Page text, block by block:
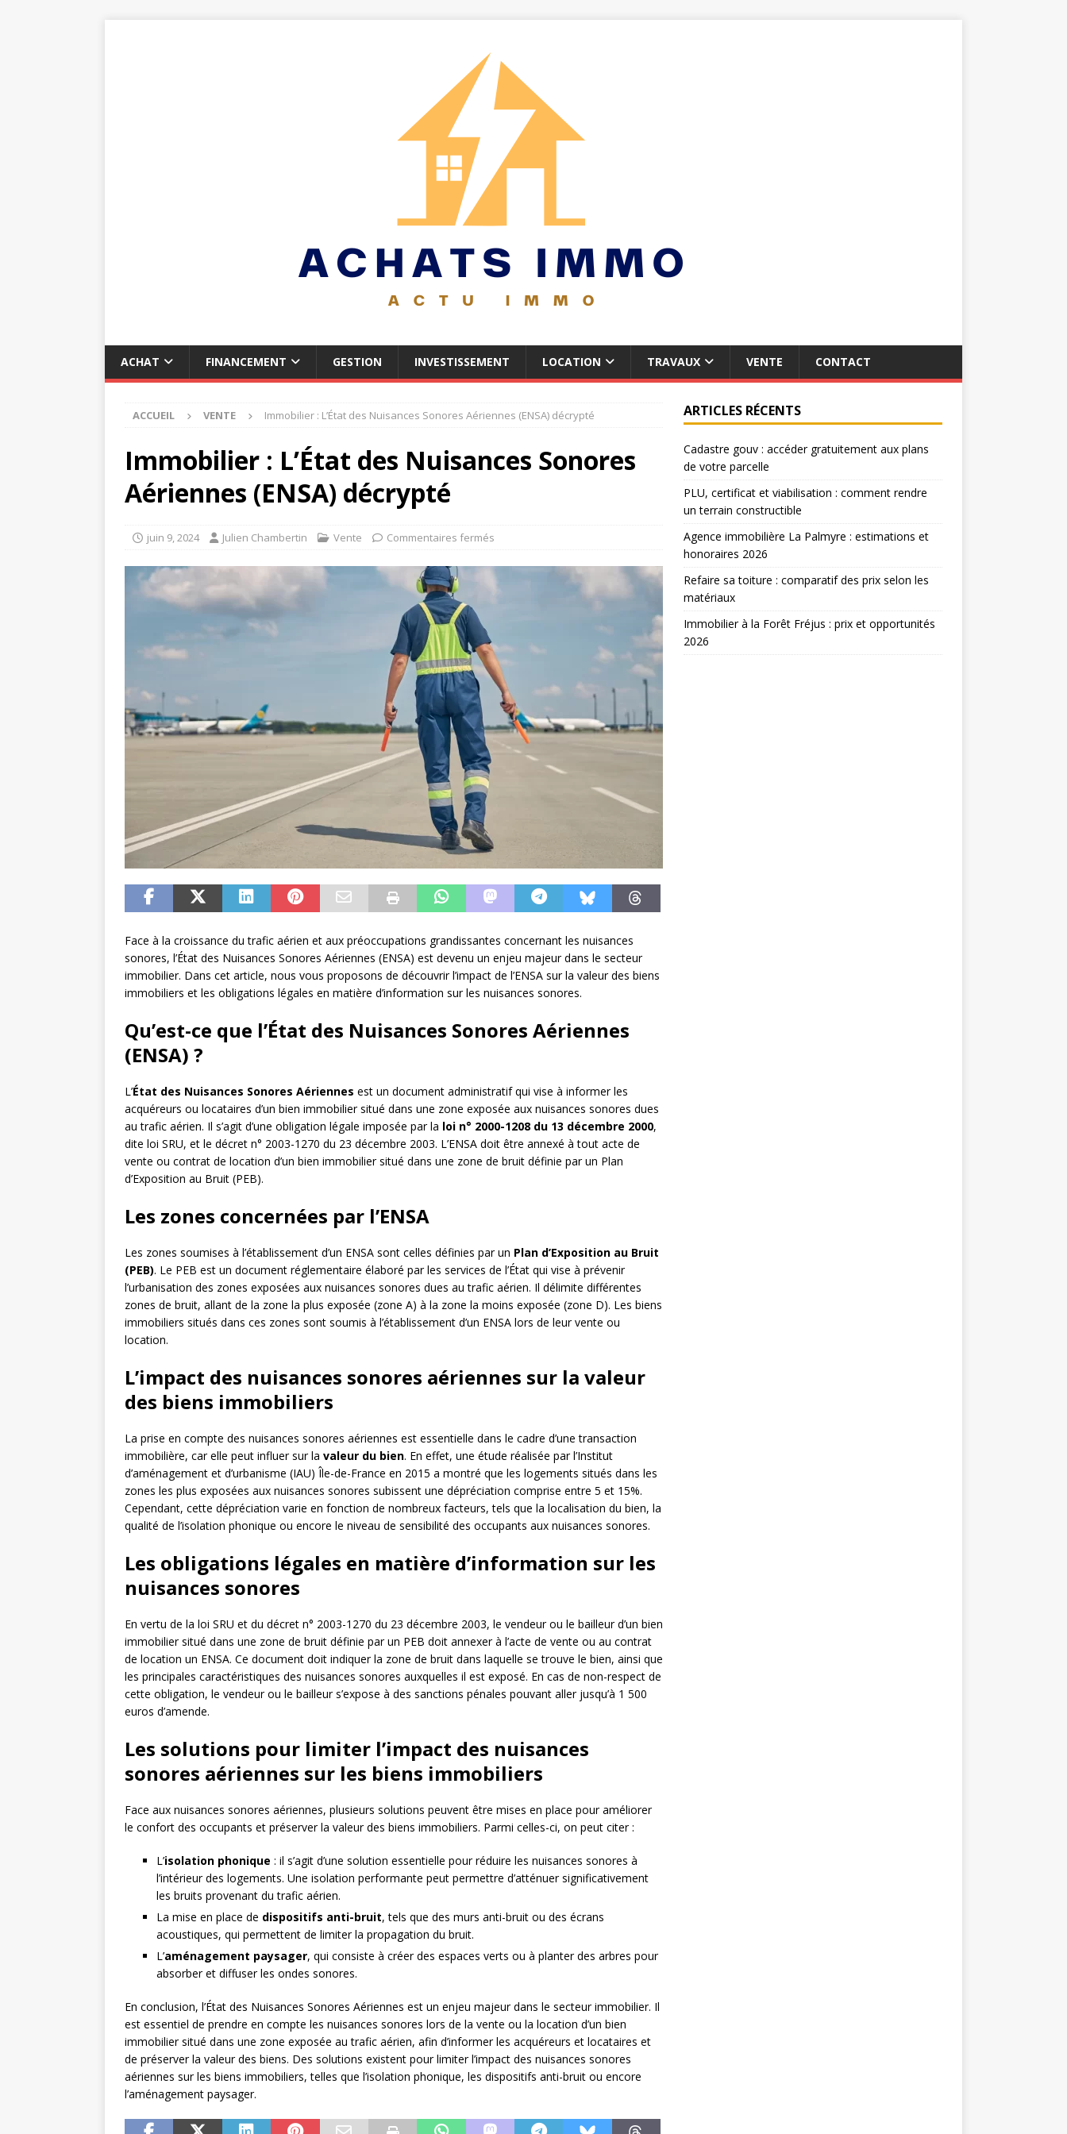
ACHAT FINANCEMENT GESTION INVESTISSEMENT LOCATION TRAVAUX VENTE CONTACT
ACCUEIL VENTE Immobilier : L’État des Nuisances Sonores Aériennes (ENSA) décrypté
Immobilier : L’État des Nuisances Sonores
Aériennes (ENSA) décrypté
juin 9, 2024 Julien Chambertin Vente Commentaires fermés
Face à la croissance du trafic aérien et aux préoccupations grandissantes concernant les nuisances
sonores, l’État des Nuisances Sonores Aériennes (ENSA) est devenu un enjeu majeur dans le secteur
immobilier. Dans cet article, nous vous proposons de découvrir l’impact de l’ENSA sur la valeur des biens
immobiliers et les obligations légales en matière d’information sur les nuisances sonores.
Qu’est-ce que l’État des Nuisances Sonores Aériennes
(ENSA) ?
L’État des Nuisances Sonores Aériennes est un document administratif qui vise à informer les
acquéreurs ou locataires d’un bien immobilier situé dans une zone exposée aux nuisances sonores dues
au trafic aérien. Il s’agit d’une obligation légale imposée par la loi n° 2000-1208 du 13 décembre 2000,
dite loi SRU, et le décret n° 2003-1270 du 23 décembre 2003. L’ENSA doit être annexé à tout acte de
vente ou contrat de location d’un bien immobilier situé dans une zone de bruit définie par un Plan
d’Exposition au Bruit (PEB).
Les zones concernées par l’ENSA
Les zones soumises à l’établissement d’un ENSA sont celles définies par un Plan d’Exposition au Bruit
(PEB). Le PEB est un document réglementaire élaboré par les services de l’État qui vise à prévenir
l’urbanisation des zones exposées aux nuisances sonores dues au trafic aérien. Il délimite différentes
zones de bruit, allant de la zone la plus exposée (zone A) à la zone la moins exposée (zone D). Les biens
immobiliers situés dans ces zones sont soumis à l’établissement d’un ENSA lors de leur vente ou
location.
L’impact des nuisances sonores aériennes sur la valeur
des biens immobiliers
La prise en compte des nuisances sonores aériennes est essentielle dans le cadre d’une transaction
immobilière, car elle peut influer sur la valeur du bien. En effet, une étude réalisée par l’Institut
d’aménagement et d’urbanisme (IAU) Île-de-France en 2015 a montré que les logements situés dans les
zones les plus exposées aux nuisances sonores subissent une dépréciation comprise entre 5 et 15%.
Cependant, cette dépréciation varie en fonction de nombreux facteurs, tels que la localisation du bien, la
qualité de l’isolation phonique ou encore le niveau de sensibilité des occupants aux nuisances sonores.
Les obligations légales en matière d’information sur les
nuisances sonores
En vertu de la loi SRU et du décret n° 2003-1270 du 23 décembre 2003, le vendeur ou le bailleur d’un bien
immobilier situé dans une zone de bruit définie par un PEB doit annexer à l’acte de vente ou au contrat
de location un ENSA. Ce document doit indiquer la zone de bruit dans laquelle se trouve le bien, ainsi que
les principales caractéristiques des nuisances sonores auxquelles il est exposé. En cas de non-respect de
cette obligation, le vendeur ou le bailleur s’expose à des sanctions pénales pouvant aller jusqu’à 1 500
euros d’amende.
Les solutions pour limiter l’impact des nuisances
sonores aériennes sur les biens immobiliers
Face aux nuisances sonores aériennes, plusieurs solutions peuvent être mises en place pour améliorer
le confort des occupants et préserver la valeur des biens immobiliers. Parmi celles-ci, on peut citer :
L’isolation phonique : il s’agit d’une solution essentielle pour réduire les nuisances sonores à
l’intérieur des logements. Une isolation performante peut permettre d’atténuer significativement
les bruits provenant du trafic aérien.
La mise en place de dispositifs anti-bruit, tels que des murs anti-bruit ou des écrans
acoustiques, qui permettent de limiter la propagation du bruit.
L’aménagement paysager, qui consiste à créer des espaces verts ou à planter des arbres pour
absorber et diffuser les ondes sonores.
En conclusion, l’État des Nuisances Sonores Aériennes est un enjeu majeur dans le secteur immobilier. Il
est essentiel de prendre en compte les nuisances sonores lors de la vente ou la location d’un bien
immobilier situé dans une zone exposée au trafic aérien, afin d’informer les acquéreurs et locataires et
de préserver la valeur des biens. Des solutions existent pour limiter l’impact des nuisances sonores
aériennes sur les biens immobiliers, telles que l’isolation phonique, les dispositifs anti-bruit ou encore
l’aménagement paysager.
ARTICLES RÉCENTS
Cadastre gouv : accéder gratuitement aux plans
de votre parcelle
PLU, certificat et viabilisation : comment rendre
un terrain constructible
Agence immobilière La Palmyre : estimations et
honoraires 2026
Refaire sa toiture : comparatif des prix selon les
matériaux
Immobilier à la Forêt Fréjus : prix et opportunités
2026